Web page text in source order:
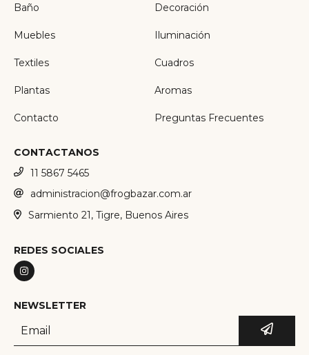
Baño Decoración
Muebles Iluminación
Textiles Cuadros
Plantas Aromas
Contacto Preguntas Frecuentes
CONTACTANOS
11 5867 5465
administracion@frogbazar.com.ar
Sarmiento 21, Tigre, Buenos Aires
REDES SOCIALES
NEWSLETTER